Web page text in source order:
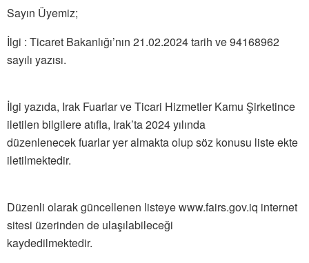
Sayın Üyemiz;
İlgi : Ticaret Bakanlığı’nın 21.02.2024 tarih ve 94168962
sayılı yazısı.
İlgi yazıda, Irak Fuarlar ve Ticari Hizmetler Kamu Şirketince
iletilen bilgilere atıfla, Irak’ta 2024 yılında
düzenlenecek fuarlar yer almakta olup söz konusu liste ekte
iletilmektedir.
Düzenli olarak güncellenen listeye www.fairs.gov.iq internet
sitesi üzerinden de ulaşılabileceği
kaydedilmektedir.